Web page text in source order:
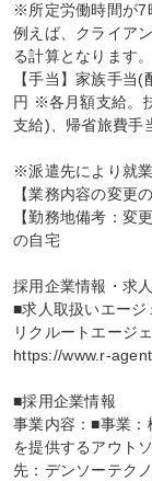
※所定労働時間が7
例えば、クライア
る計算となります。
【手当】家族手当
円 ※各月額支給。
支給)、帰省旅費手
※派遣先により就
【業務内容の変更
【勤務地備考：変
の自宅
採用企業情報・求
■求人取扱いエージ
リクルートエージ
https://www.r-
■採用企業情報
事業内容：■事業：
を提供するアウト
先：デンソーテク